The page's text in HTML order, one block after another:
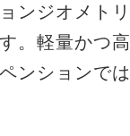
ンジオメトリ
。軽量かつ高
ンションでは